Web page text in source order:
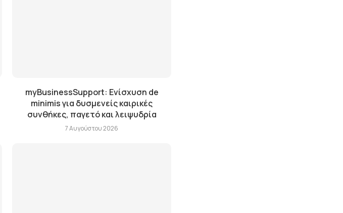
myBusinessSupport: Ενίσχυση de
minimis για δυσμενείς καιρικές
συνθήκες, παγετό και λειψυδρία
7 Αυγούστου 2026